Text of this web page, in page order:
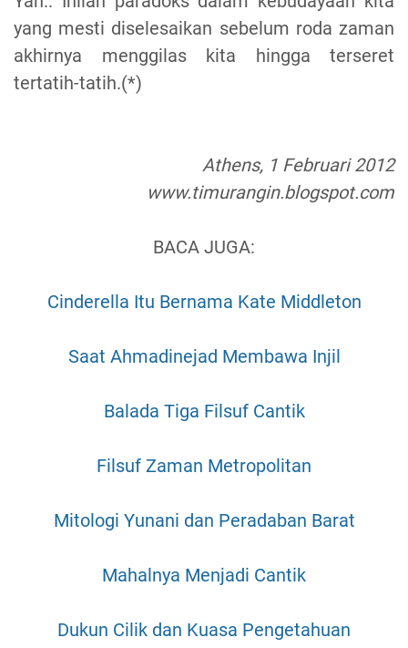
yang mesti diselesaikan sebelum roda zaman
akhirnya menggilas kita hingga terseret
tertatih-tatih.(*)
Athens, 1 Februari 2012
www.timurangin.blogspot.com
BACA JUGA:
Cinderella Itu Bernama Kate Middleton
Saat Ahmadinejad Membawa Injil
Balada Tiga Filsuf Cantik
Filsuf Zaman Metropolitan
Mitologi Yunani dan Peradaban Barat
Mahalnya Menjadi Cantik
Dukun Cilik dan Kuasa Pengetahuan